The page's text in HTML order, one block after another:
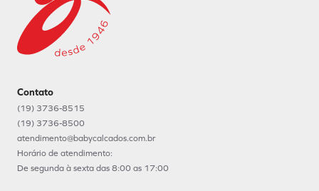
Contato
(19) 3736-8515
(19) 3736-8500
atendimento@babycalcados.com.br
Horário de atendimento:
De segunda à sexta das 8:00 as 17:00